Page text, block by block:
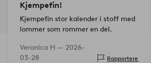
Kjempefin!
Kjempefin stor kalender i stoff med
lommer som rommer en del.
Veronica H — 2026-
03-28
Rapportere